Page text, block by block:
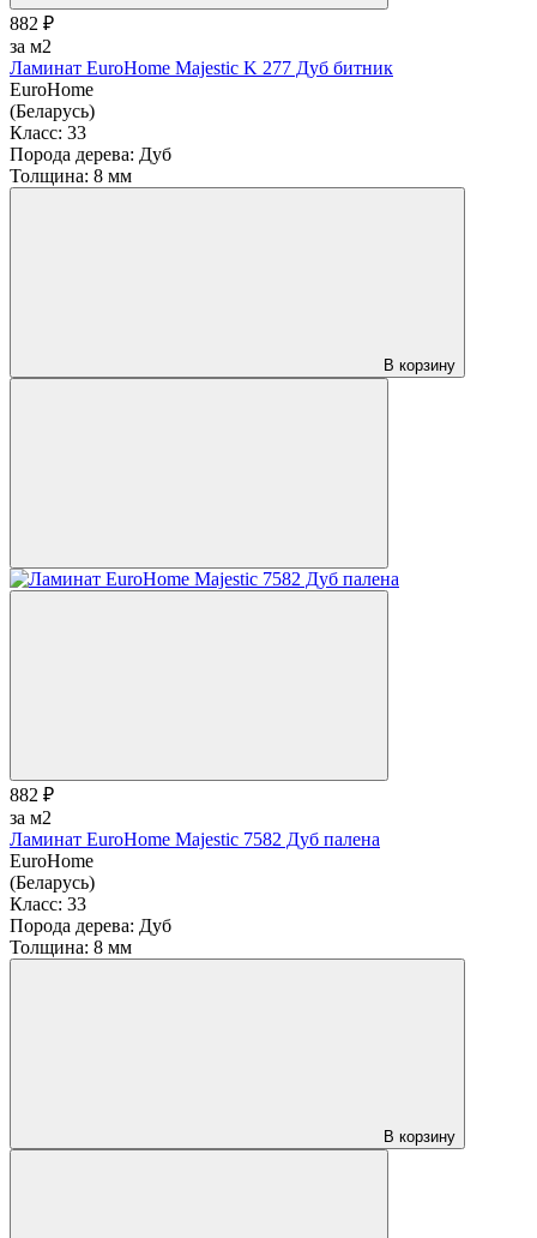
882 ₽
за м2
Ламинат EuroHome Majestic K 277 Дуб битник
EuroHome
(Беларусь)
Класс: 33
Порода дерева: Дуб
Толщина: 8 мм
В корзину
882 ₽
за м2
Ламинат EuroHome Majestic 7582 Дуб палена
EuroHome
(Беларусь)
Класс: 33
Порода дерева: Дуб
Толщина: 8 мм
В корзину